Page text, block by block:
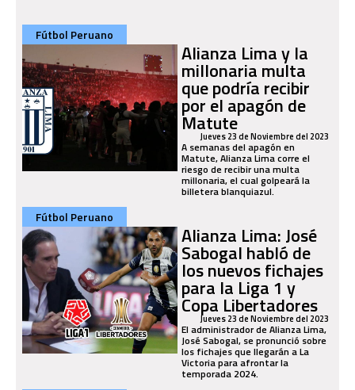
Fútbol Peruano
Alianza Lima y la
millonaria multa
que podría recibir
por el apagón de
Matute
Jueves 23 de Noviembre del 2023
A semanas del apagón en
Matute, Alianza Lima corre el
riesgo de recibir una multa
millonaria, el cual golpeará la
billetera blanquiazul.
Fútbol Peruano
Alianza Lima: José
Sabogal habló de
los nuevos fichajes
para la Liga 1 y
Copa Libertadores
Jueves 23 de Noviembre del 2023
El administrador de Alianza Lima,
José Sabogal, se pronunció sobre
los fichajes que llegarán a La
Victoria para afrontar la
temporada 2024.